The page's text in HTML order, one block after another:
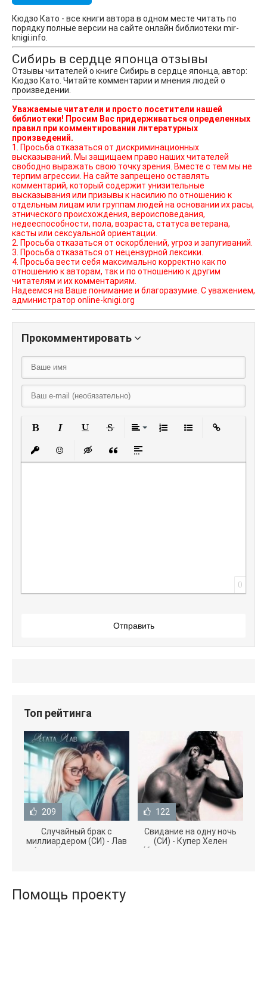
Кюдзо Като - все книги автора в одном месте читать по
порядку полные версии на сайте онлайн библиотеки mir-
knigi.info.
Сибирь в сердце японца отзывы
Отзывы читателей о книге Сибирь в сердце японца, автор:
Кюдзо Като. Читайте комментарии и мнения людей о
произведении.
Уважаемые читатели и просто посетители нашей
библиотеки! Просим Вас придерживаться определенных
правил при комментировании литературных
произведений.
1. Просьба отказаться от дискриминационных
высказываний. Мы защищаем право наших читателей
свободно выражать свою точку зрения. Вместе с тем мы не
терпим агрессии. На сайте запрещено оставлять
комментарий, который содержит унизительные
высказывания или призывы к насилию по отношению к
отдельным лицам или группам людей на основании их расы,
этнического происхождения, вероисповедания,
недееспособности, пола, возраста, статуса ветерана,
касты или сексуальной ориентации.
2. Просьба отказаться от оскорблений, угроз и запугиваний.
3. Просьба отказаться от нецензурной лексики.
4. Просьба вести себя максимально корректно как по
отношению к авторам, так и по отношению к другим
читателям и их комментариям.
Надеемся на Ваше понимание и благоразумие. С уважением,
администратор online-knigi.org
Прокомментировать
Вставить защищенную ссылку
Вставить смайлик
Вставка скрытого текста
Вставка цитаты
Вставка спойлера
0
Отправить
Топ рейтинга
209
Случайный брак с
миллиардером (СИ) - Лав
Агата (полная версия
122
Свидание на одну ночь
(СИ) - Купер Хелен
(бесплатные серии книг
Помощь проекту